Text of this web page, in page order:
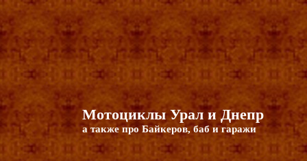
Мотоциклы Урал и Днепр
а также про Байкеров, баб и гаражи